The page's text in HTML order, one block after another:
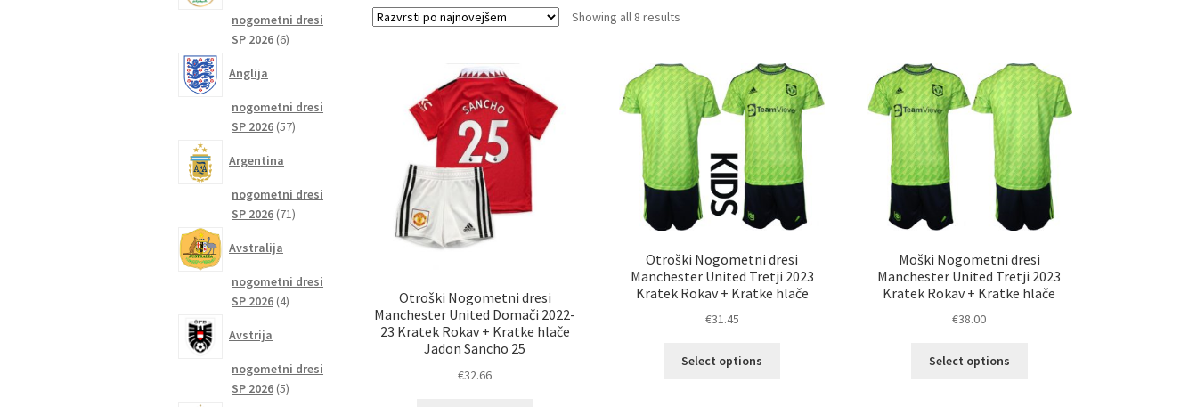
Showing all 8 resultsSorted
Otroški Nogometni dresi
Manchester United Domači 2022-
23 Kratek Rokav + Kratke hlače
Jadon Sancho 25
€32.66
Otroški Nogometni dresi
Manchester United Tretji 2023
Kratek Rokav + Kratke hlače
€31.45
Select options
Moški Nogometni dresi
Manchester United Tretji 2023
Kratek Rokav + Kratke hlače
€38.00
Select options
nogometni dresi
SP 2026 66
Anglija
nogometni dresi
SP 2026 5757
Argentina
nogometni dresi
SP 2026 7171
Avstralija
nogometni dresi
SP 2026 44
Avstrija
nogometni dresi
SP 2026 55